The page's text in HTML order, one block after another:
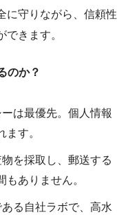
に守りながら、信頼性
きます。
のか？
は最優先。個人情報
す。
を採取し、郵送する
ありません。
る自社ラボで、高水